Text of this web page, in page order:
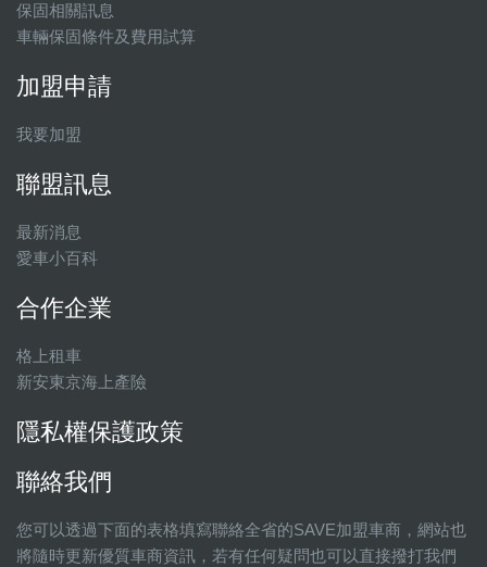
保固相關訊息
車輛保固條件及費用試算
加盟申請
我要加盟
聯盟訊息
最新消息
愛車小百科
合作企業
格上租車
新安東京海上產險
隱私權保護政策
聯絡我們
您可以透過下面的表格填寫聯絡全省的SAVE加盟車商，網站也
將隨時更新優質車商資訊，若有任何疑問也可以直接撥打我們